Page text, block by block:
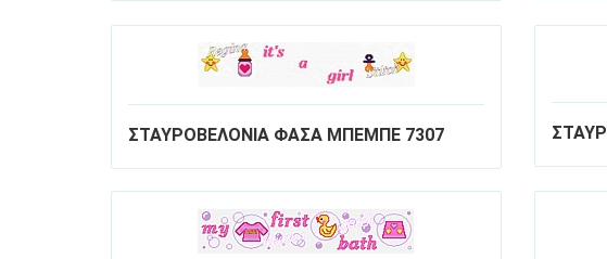
ΣΤΑΥΡΟΒΕΛΟΝΙΑ ΦΑΣΑ ΜΠΕΜΠΕ 7307